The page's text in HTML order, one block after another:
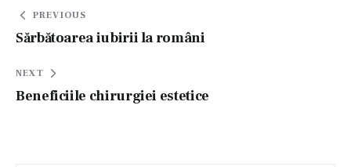
Navigare
în
articole
PREVIOUS
Sărbătoarea iubirii la români
NEXT
Beneficiile chirurgiei estetice